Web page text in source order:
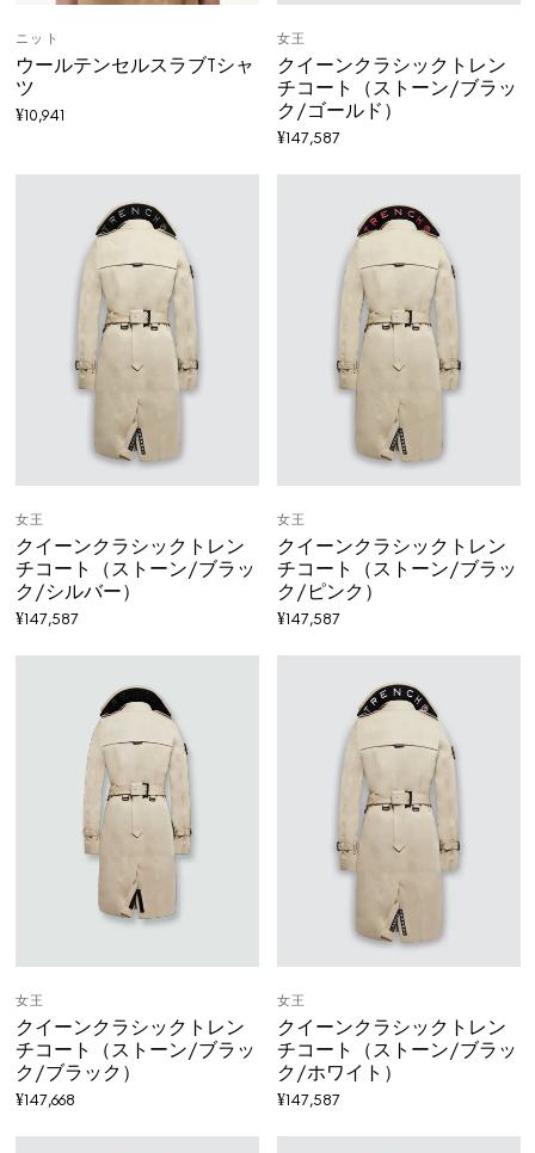
ニット
ウールテンセルスラブTシャ
ツ
¥10,941
女王
クイーンクラシックトレン
チコート（ストーン/ブラッ
ク/ゴールド）
¥147,587
女王
クイーンクラシックトレン
チコート（ストーン/ブラッ
ク/シルバー）
¥147,587
女王
クイーンクラシックトレン
チコート（ストーン/ブラッ
ク/ピンク）
¥147,587
女王
クイーンクラシックトレン
チコート（ストーン/ブラッ
ク/ブラック）
¥147,668
女王
クイーンクラシックトレン
チコート（ストーン/ブラッ
ク/ホワイト）
¥147,587